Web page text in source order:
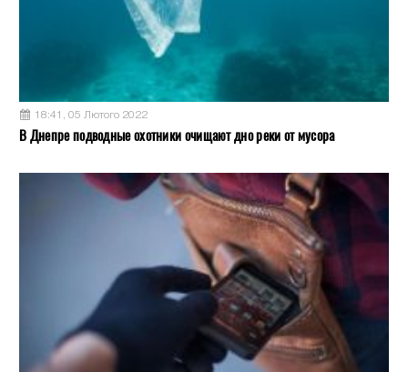
18:41, 05 Лютого 2022
В Днепре подводные охотники очищают дно реки от мусора